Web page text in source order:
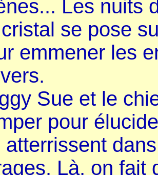
Les nuits
se pose
emmener les
Sue et le
pour
atterrissent
Là, on fait